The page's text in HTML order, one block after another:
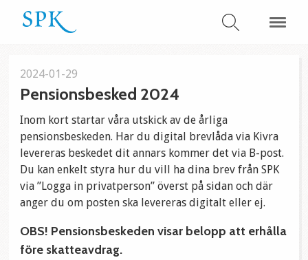
2024-01-29
Pensionsbesked 2024
Inom kort startar våra utskick av de årliga
pensionsbeskeden. Har du digital brevlåda via Kivra
levereras beskedet dit annars kommer det via B-post.
Du kan enkelt styra hur du vill ha dina brev från SPK
via ”Logga in privatperson” överst på sidan och där
anger du om posten ska levereras digitalt eller ej.
OBS! Pensionsbeskeden visar belopp att erhålla
före skatteavdrag.